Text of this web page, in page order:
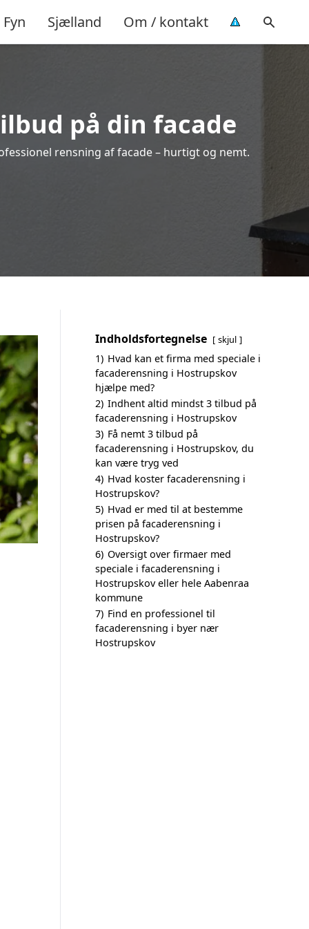
Fyn Sjælland Om / kontakt
på din facade
rensning af facade – hurtigt og nemt.
Indholdsfortegnelse skjul
1) Hvad kan et firma med speciale i
facaderensning i Hostrupskov
hjælpe med?
2) Indhent altid mindst 3 tilbud på
facaderensning i Hostrupskov
3) Få nemt 3 tilbud på
facaderensning i Hostrupskov, du
kan være tryg ved
4) Hvad koster facaderensning i
Hostrupskov?
5) Hvad er med til at bestemme
prisen på facaderensning i
Hostrupskov?
6) Oversigt over firmaer med
speciale i facaderensning i
Hostrupskov eller hele Aabenraa
kommune
7) Find en professionel til
facaderensning i byer nær
Hostrupskov